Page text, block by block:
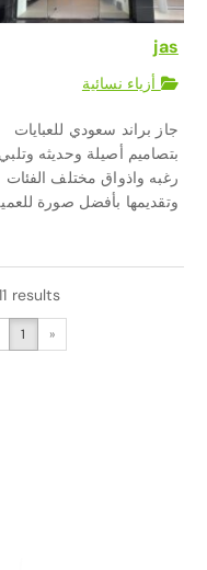
jas
أزياء نسائية
جاز براند سعودي للعبايات
بتصاميم أصيلة وحديثه وتلبي
رغبه واذواق مختلف الفئات
وتقديمها بأفضل صورة
results
«
1